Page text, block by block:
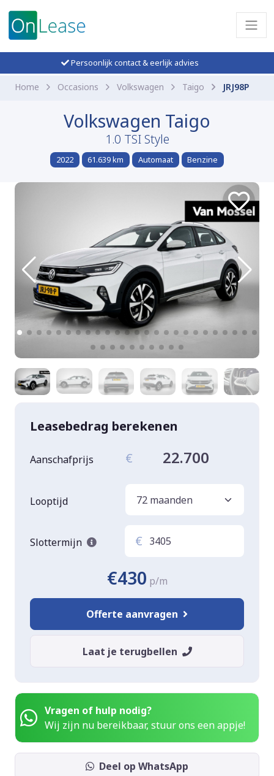
Persoonlijk contact & eerlijk advies
Home Occasions Volkswagen Taigo JRJ98P
Volkswagen Taigo
1.0 TSI Style
2022 61.639 km Automaat Benzine
Leasebedrag berekenen
Aanschafprijs € 22.700
Looptijd
Slottermijn €
€430 p/m
Offerte aanvragen
Laat je terugbellen
Vragen of hulp nodig?
Wij zijn nu bereikbaar, stuur ons een appje!
Deel op WhatsApp